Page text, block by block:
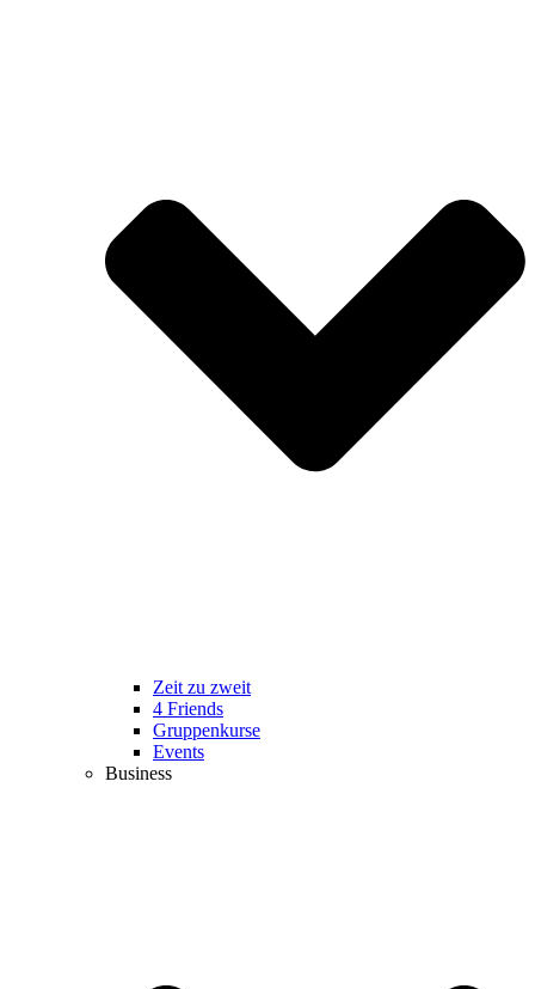
Zeit zu zweit
4 Friends
Gruppenkurse
Events
Business